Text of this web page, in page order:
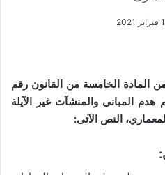
المادة الخامسة من القانون رقم
تنظيم هدم المبانى والمنشآت غير الآيلة
النص الآتى: